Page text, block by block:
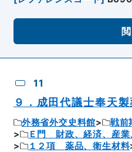
11
９．成田代議士奉天
外務省外交史料館
戦前
Ｅ門 財政、経済、産業
１２項 薬品、衛生材料